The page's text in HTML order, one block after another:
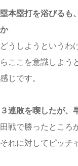
塁打を浴びるも
うしようというわ
ここを意識しよう
じです。
敗を喫したが、
戦で勝ったところ
れに対してピッチ